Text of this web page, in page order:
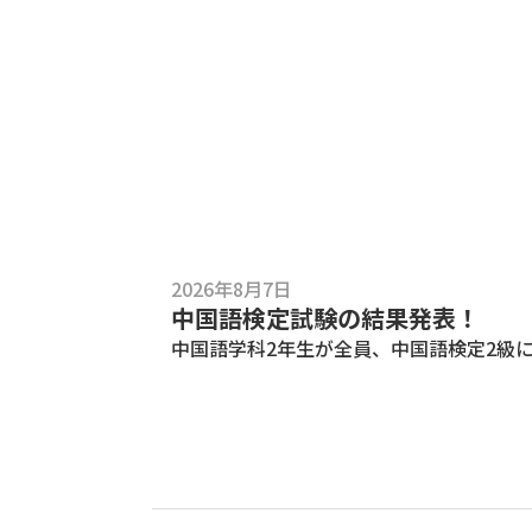
2026年8月7日
中国語検定試験の結果発表！
中国語学科2年生が全員、中国語検定2級